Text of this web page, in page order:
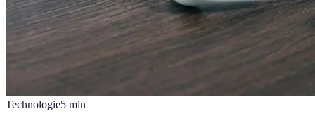
Technologie5 min